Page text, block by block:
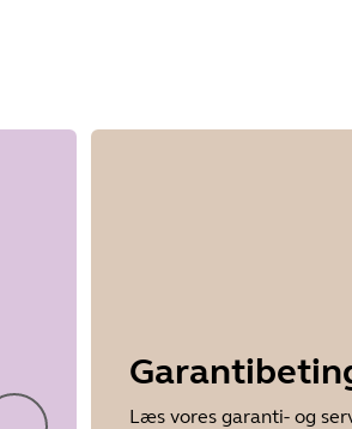
Læs vores garanti- og